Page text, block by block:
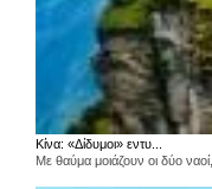
Κίνα: «Δίδυμοι» εντυ...
Με θαύμα μοιάζουν οι δύο ναοί,